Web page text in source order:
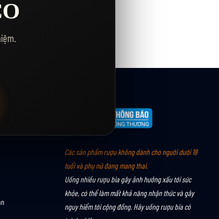
Các sản phẩm rượu không dành cho người dưới 18
tuổi và phụ nữ đang mang thai.
Uống nhiều rượu bia gây ảnh hưởng xấu tới sức
khỏe, có thể làm mất khả năng nhận thức và gây
nguy hiểm tới cộng đồng. Hãy uống rượu bia có